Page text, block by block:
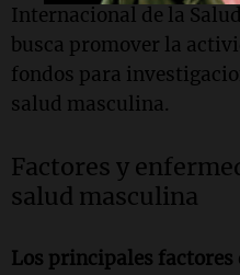
Internacional de la
busca promover la
fondos para
salud masculina.
Factores y
salud masculina
Los principales factores